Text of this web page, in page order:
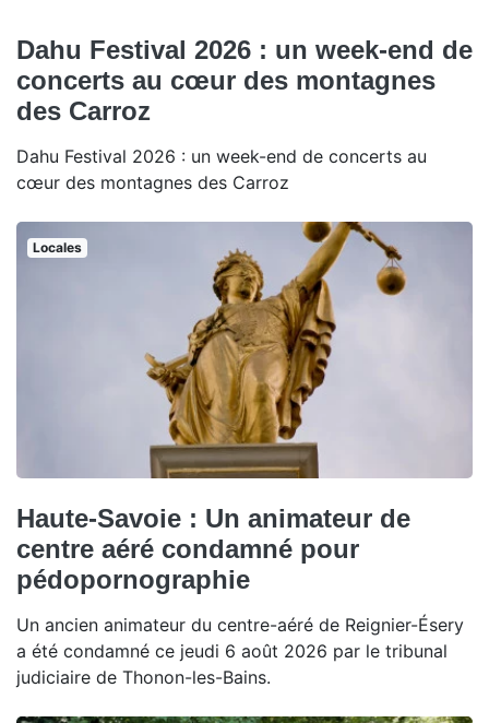
Dahu Festival 2026 : un week-end de
concerts au cœur des montagnes
des Carroz
Dahu Festival 2026 : un week-end de concerts au
cœur des montagnes des Carroz
Locales
Haute-Savoie : Un animateur de
centre aéré condamné pour
pédopornographie
Un ancien animateur du centre-aéré de Reignier-Ésery
a été condamné ce jeudi 6 août 2026 par le tribunal
judiciaire de Thonon-les-Bains.